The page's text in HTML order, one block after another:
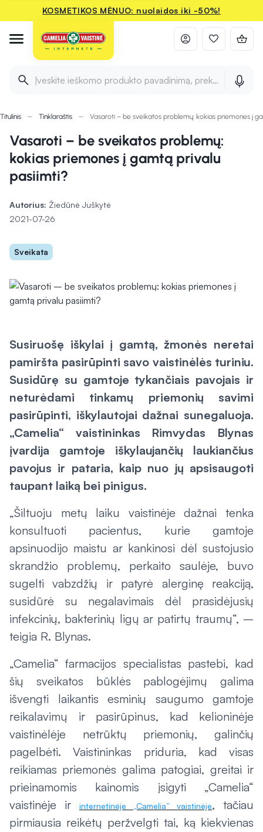
KOSMETIKOS MĖNUO: nuolaidos iki -50%!
Įveskite ieškomo produkto pavadinimą, prekės ženklą ir
Titulinis Tinklaraštis Vasaroti – be sveikatos problemų: kokias priemones į
Vasaroti – be sveikatos problemų:
kokias priemones į gamtą privalu
pasiimti?
Autorius: Žiedūnė Juškytė
2021-07-26
Sveikata
Susiruošę iškylai į gamtą, žmonės neretai
pamiršta pasirūpinti savo vaistinėlės turiniu.
Susidūrę su gamtoje tykančiais pavojais ir
neturėdami tinkamų priemonių savimi
pasirūpinti, iškylautojai dažnai sunegaluoja.
„Camelia“ vaistininkas Rimvydas Blynas
įvardija gamtoje iškylaujančių laukiančius
pavojus ir pataria, kaip nuo jų apsisaugoti
taupant laiką bei pinigus.
„Šiltuoju metų laiku vaistinėje dažnai tenka
konsultuoti pacientus, kurie gamtoje
apsinuodijo maistu ar kankinosi dėl sustojusio
skrandžio problemų, perkaito saulėje, buvo
sugelti vabzdžių ir patyrė alerginę reakciją,
susidūrė su negalavimais dėl prasidėjusių
infekcinių, bakterinių ligų ar patirtų traumų“, –
teigia R. Blynas.
„Camelia“ farmacijos specialistas pastebi, kad
šių sveikatos būklės pablogėjimų galima
išvengti laikantis esminių saugumo gamtoje
reikalavimų ir pasirūpinus, kad kelioninėje
vaistinėlėje netrūktų priemonių, galinčių
pagelbėti. Vaistininkas priduria, kad visas
reikiamas priemonės galima patogiai, greitai ir
prieinamomis kainomis įsigyti „Camelia“
vaistinėje ir
internetinėje „Camelia“ vaistinėje, tačiau
pirmiausia reikėtų peržvelgti tai, ką kiekvienas